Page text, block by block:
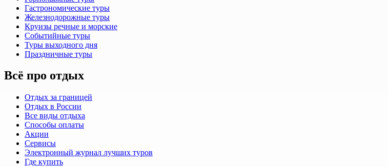
Гастрономические туры
Железнодорожные туры
Круизы речные и морские
Событийные туры
Туры выходного дня
Праздничные туры
Всё про отдых
Отдых за границей
Отдых в России
Все виды отдыха
Способы оплаты
Акции
Сервисы
Электронный журнал лучших туров
Где купить